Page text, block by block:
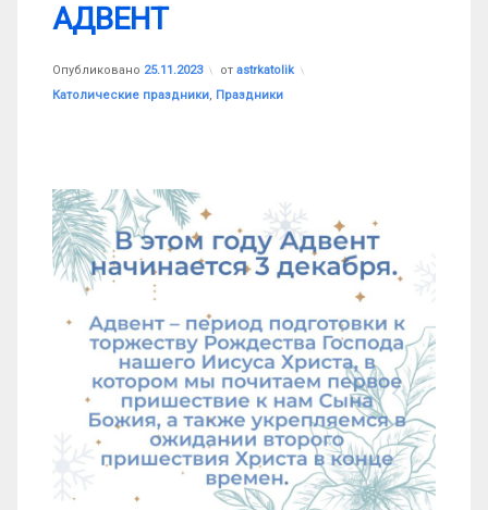
АДВЕНТ
Опубликовано 25.11.2023
Обновлено на
от astrkatolik
Рубрики:
Католические праздники, Праздники